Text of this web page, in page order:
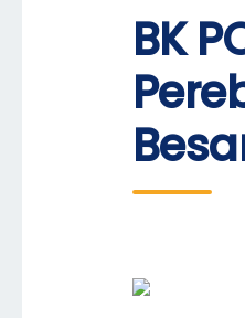
BK